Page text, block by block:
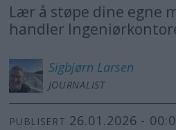
Lær å støpe dine egne
handler
Sigbjørn Larsen
JOURNALIST
PUBLISERT 26.01.2026 -